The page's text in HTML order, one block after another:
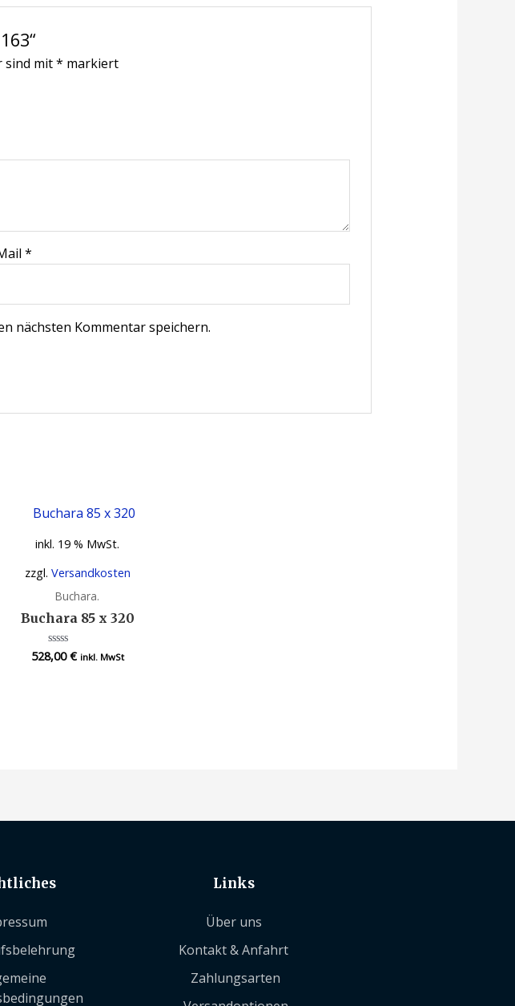
sind mit* markiert
*
nächsten Kommentar speichern.
inkl. 19 % MwSt.
zzgl. Versandkosten
Buchara.
Buchara 85 x 320
Bewertet
mit
528,00€ inkl. MwSt
Links
Über uns
Kontakt & Anfahrt
Zahlungsarten